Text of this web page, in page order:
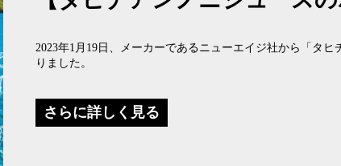
2023年1月19日、メーカーであるニューエイジ社から「タ
りました。
さらに詳しく見る